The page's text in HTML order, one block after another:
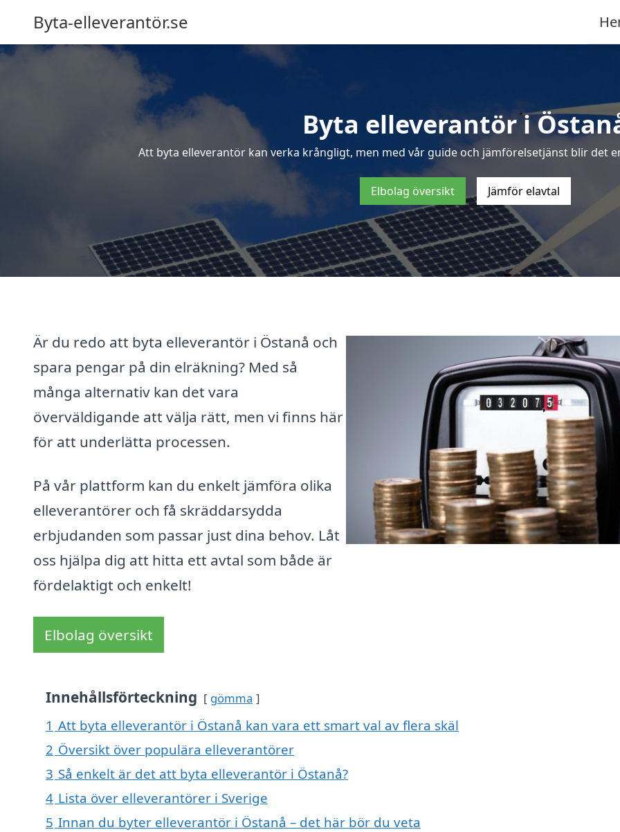
Byta-elleverantör.se
Byta elleverantör i
Att byta elleverantör kan verka krångligt, men med vår guide och jämförelsetjänst blir det
Elbolag översikt Jämför elavtal
Är du redo att byta elleverantör i Östanå och
spara pengar på din elräkning? Med så
många alternativ kan det vara
överväldigande att välja rätt, men vi finns här
för att underlätta processen.
På vår plattform kan du enkelt jämföra olika
elleverantörer och få skräddarsydda
erbjudanden som passar just dina behov. Låt
oss hjälpa dig att hitta ett avtal som både är
fördelaktigt och enkelt!
Elbolag översikt
Innehållsförteckning gömma
1 Att byta elleverantör i Östanå kan vara ett smart val av flera skäl
2 Översikt över populära elleverantörer
3 Så enkelt är det att byta elleverantör i Östanå?
4 Lista över elleverantörer i Sverige
5 Innan du byter elleverantör i Östanå – det här bör du veta